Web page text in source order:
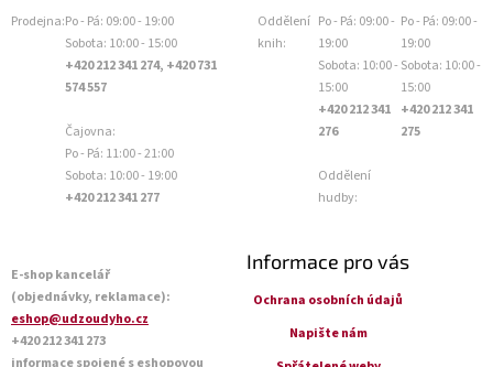
Prodejna:Po - Pá: 09:00 - 19:00
Sobota: 10:00 - 15:00
+420 212 341 274, +420 731
574 557
Čajovna:
Po - Pá: 11:00 - 21:00
Sobota: 10:00 - 19:00
+420 212 341 277
Oddělení
knih:
Po - Pá: 09:00 -
19:00
Sobota: 10:00 -
15:00
+420 212 341
276
Oddělení
hudby:
Po - Pá: 09:00 -
19:00
Sobota: 10:00 -
15:00
+420 212 341
275
E-shop kancelář
(objednávky, reklamace):
eshop@udzoudyho.cz
+420 212 341 273
informace spojené s eshopovou
Informace pro vás
Ochrana osobních údajů
Napište nám